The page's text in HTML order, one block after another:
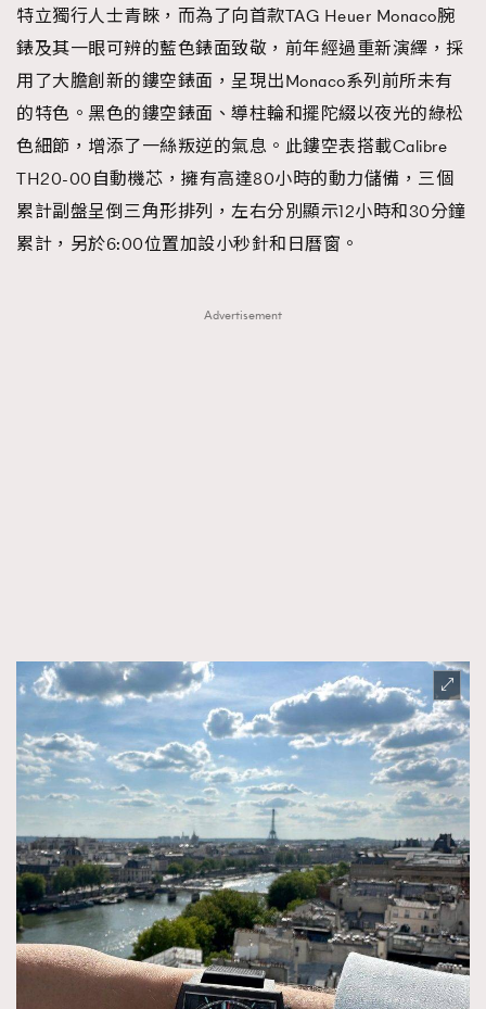
TRENDING
特立獨行人士青睞，而為了向首款TAG Heuer Monaco腕
錶及其一眼可辨的藍色錶面致敬，前年經過重新演繹，採
用了大膽創新的鏤空錶面，呈現出Monaco系列前所未有
的特色。黑色的鏤空錶面、導柱輪和擺陀綴以夜光的綠松
色細節，增添了一絲叛逆的氣息。此鏤空表搭載Calibre
TH20-00自動機芯，擁有高達80小時的動力儲備，三個
累計副盤呈倒三角形排列，左右分別顯示12小時和30分鐘
累計，另於6:00位置加設小秒針和日曆窗。
Advertisement